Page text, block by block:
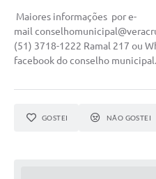
Maiores informações por e-
mail
(51) 3718-1222 Ramal 217 ou
facebook do conselho municipal.
GOSTEI NÃO GOSTEI